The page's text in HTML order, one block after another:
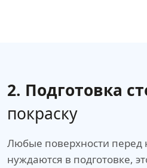
2. Подготовка
покраску
Любые поверхности перед
нуждаются в подготовке,